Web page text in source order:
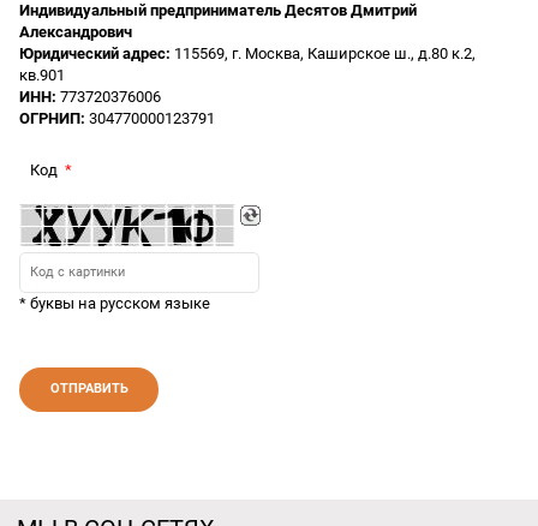
Индивидуальный предприниматель Десятов Дмитрий
Александрович
Юридический адрес: 115569, г. Москва, Каширское ш., д.80 к.2,
кв.901
ИНН: 773720376006
ОГРНИП: 304770000123791
Код
* буквы на русском языке